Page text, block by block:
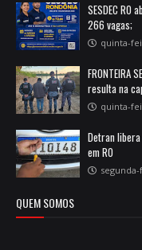
SESDEC
266 vagas;
quinta-
FRONTEIRA
resulta na
quinta-
Detran
em RO
QUEM SOMOS